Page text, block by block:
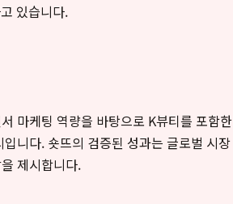
있습니다.
마케팅 역량을 바탕으로 K뷰티를 포함한
니다. 숏뜨의 검증된 성과는 글로벌 시장
제시합니다.